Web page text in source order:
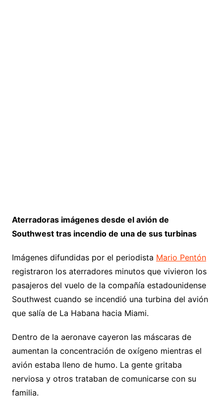
Aterradoras imágenes desde el avión de
Southwest tras incendio de una de sus turbinas
Imágenes difundidas por el periodista Mario Pentón
registraron los aterradores minutos que vivieron los
pasajeros del vuelo de la compañía estadounidense
Southwest cuando se incendió una turbina del avión
que salía de La Habana hacia Miami.
Dentro de la aeronave cayeron las máscaras de
aumentan la concentración de oxígeno mientras el
avión estaba lleno de humo. La gente gritaba
nerviosa y otros trataban de comunicarse con su
familia.